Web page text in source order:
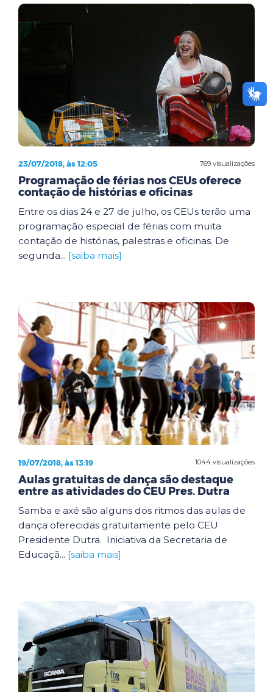
769 visualizações
23/07/2018, às 12:05
Programação de férias nos CEUs oferece
contação de histórias e oficinas
Entre os dias 24 e 27 de julho, os CEUs terão uma
programação especial de férias com muita
contação de histórias, palestras e oficinas. De
segunda... [saiba mais]
1044 visualizações
19/07/2018, às 13:19
Aulas gratuitas de dança são destaque
entre as atividades do CEU Pres. Dutra
Samba e axé são alguns dos ritmos das aulas de
dança oferecidas gratuitamente pelo CEU
Presidente Dutra. Iniciativa da Secretaria de
Educaçã... [saiba mais]